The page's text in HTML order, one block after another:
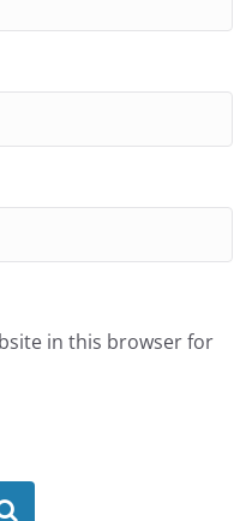
in this browser for